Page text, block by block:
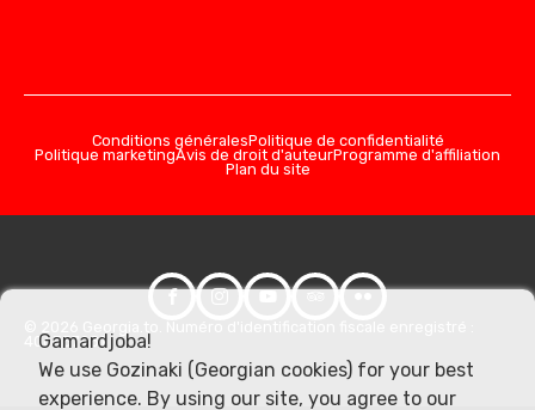
Conditions généralesPolitique de confidentialité
Politique marketingAvis de droit d'auteurProgramme d'affiliation
Plan du site
406357981
Gamardjoba!
We use Gozinaki (Georgian cookies) for your best
experience. By using our site, you agree to our